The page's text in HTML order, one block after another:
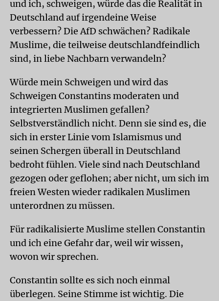
und ich, schweigen, würde das die Realität in
Deutschland auf irgendeine Weise
verbessern? Die AfD schwächen? Radikale
Muslime, die teilweise deutschlandfeindlich
sind, in liebe Nachbarn verwandeln?
Würde mein Schweigen und wird das
Schweigen Constantins moderaten und
integrierten Muslimen gefallen?
Selbstverständlich nicht. Denn sie sind es, die
sich in erster Linie vom Islamismus und
seinen Schergen überall in Deutschland
bedroht fühlen. Viele sind nach Deutschland
gezogen oder geflohen; aber nicht, um sich im
freien Westen wieder radikalen Muslimen
unterordnen zu müssen.
Für radikalisierte Muslime stellen Constantin
und ich eine Gefahr dar, weil wir wissen,
wovon wir sprechen.
Constantin sollte es sich noch einmal
überlegen. Seine Stimme ist wichtig. Die